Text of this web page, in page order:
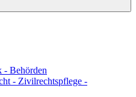
- Behörden
- Zivilrechtspflege -